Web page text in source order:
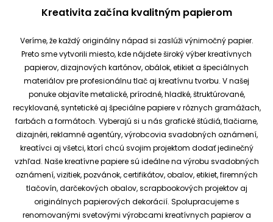
Kreativita začína kvalitným papierom
Veríme, že každý originálny nápad si zaslúži výnimočný papier.
Preto sme vytvorili miesto, kde nájdete široký výber kreatívnych
papierov, dizajnových kartónov, obálok, etikiet a špeciálnych
materiálov pre profesionálnu tlač aj kreatívnu tvorbu. V našej
ponuke objavíte metalické, prírodné, hladké, štruktúrované,
recyklované, syntetické aj špeciálne papiere v rôznych gramážach,
farbách a formátoch. Vyberajú si u nás grafické štúdiá, tlačiarne,
dizajnéri, reklamné agentúry, výrobcovia svadobných oznámení,
kreatívci aj všetci, ktorí chcú svojim projektom dodať jedinečný
vzhľad. Naše kreatívne papiere sú ideálne na výrobu svadobných
oznámení, vizitiek, pozvánok, certifikátov, obalov, etikiet, firemných
tlačovín, darčekových obalov, scrapbookových projektov aj
originálnych papierových dekorácií. Spolupracujeme s
renomovanými svetovými výrobcami kreatívnych papierov a